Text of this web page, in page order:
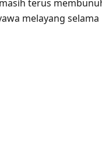
terus
melayang selama